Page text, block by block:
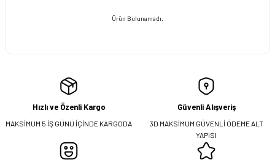
Ürün Bulunamadı.
Hızlı ve Özenli Kargo
MAKSİMUM 5 İŞ GÜNÜ İÇİNDE KARGODA
Güvenli Alışveriş
3D MAKSİMUM GÜVENLİ ÖDEME ALT
YAPISI